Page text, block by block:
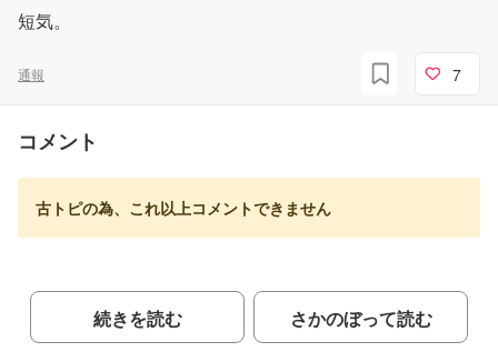
短気。
通報 7
コメント
古トピの為、これ以上コメントできません
続きを読む さかのぼって読む